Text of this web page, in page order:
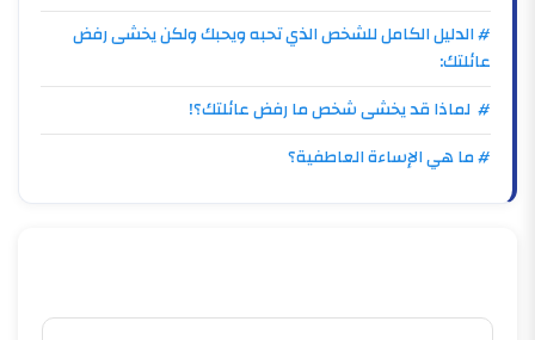
# الدليل الكامل للشخص الذي تحبه ويحبك ولكن يخشى رفض
عائلتك:
# لماذا قد يخشى شخص ما رفض عائلتك؟!
# ما هي الإساءة العاطفية؟